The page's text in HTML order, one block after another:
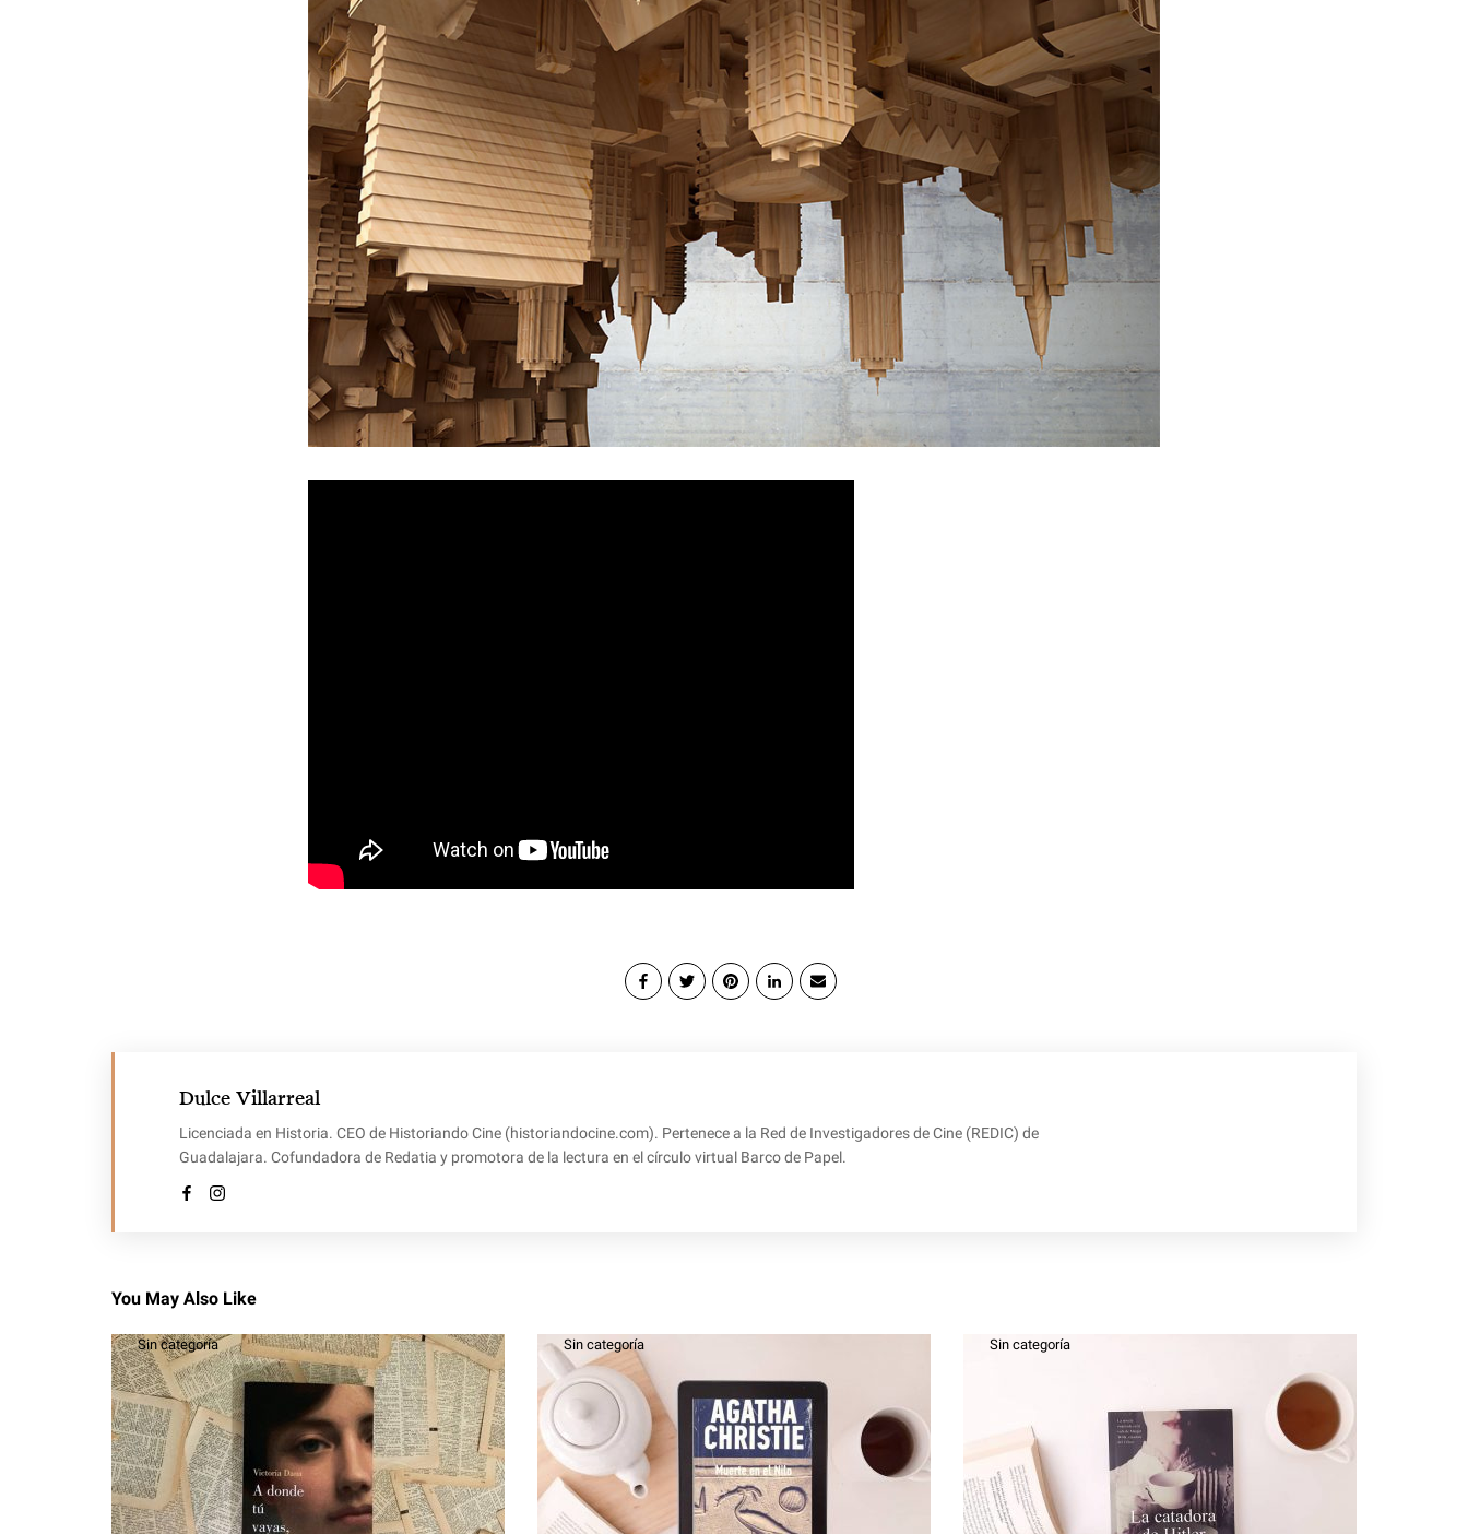
Dulce Villarreal
Licenciada en Historia. CEO de Historiando Cine (historiandocine.com). Pertenece a la Red de Investigadores de Cine (REDIC) de
Guadalajara. Cofundadora de Redatia y promotora de la lectura en el círculo virtual Barco de Papel.
You May Also Like
Sin categoría Sin categoría Sin categoría